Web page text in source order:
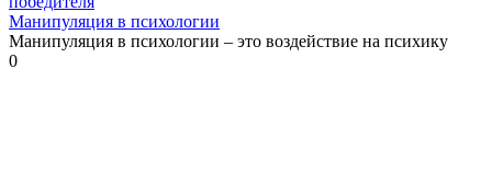
Манипуляция в психологии
Манипуляция в психологии – это воздействие на психику
0